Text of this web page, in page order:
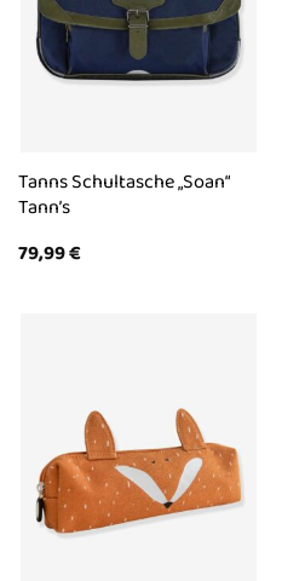
Tanns Schultasche „Soan“
Tann’s
79,99€